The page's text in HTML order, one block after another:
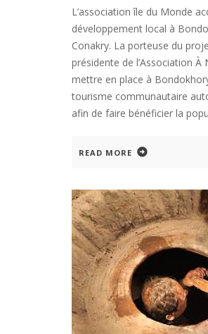
L’association île du Monde
développement local à
Conakry. La porteuse du
présidente de l’Association À
mettre en place à
tourisme communautaire
afin de faire bénéficier la
READ MORE